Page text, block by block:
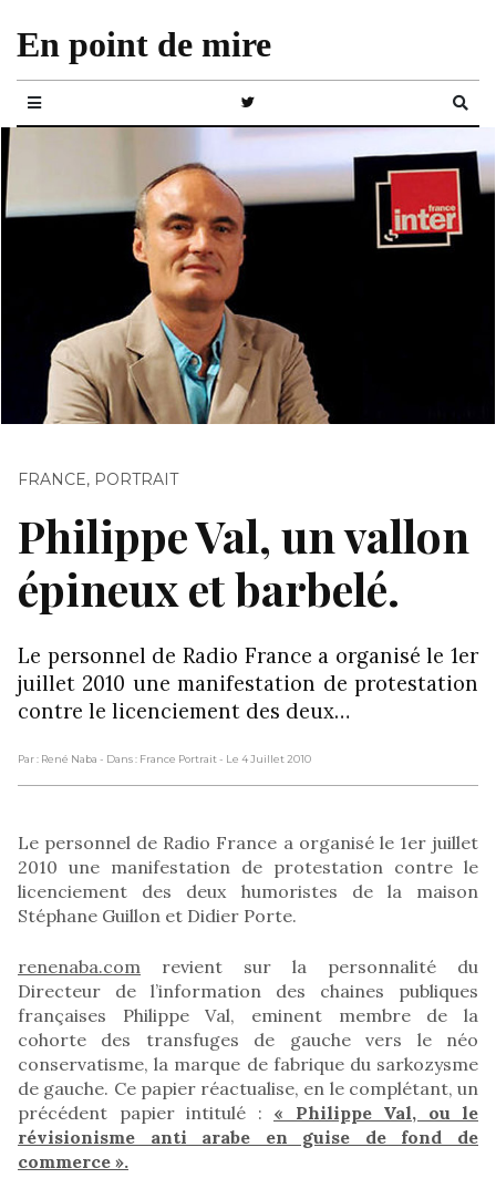
En point de mire
FRANCE, PORTRAIT
Philippe Val, un vallon
épineux et barbelé.
Le personnel de Radio France a organisé le 1er
juillet 2010 une manifestation de protestation
contre le licenciement des deux…
Par : René Naba - Dans : France Portrait- Le 4 Juillet 2010
Le personnel de Radio France a organisé le 1er juillet
2010 une manifestation de protestation contre le
licenciement des deux humoristes de la maison
Stéphane Guillon et Didier Porte.
renenaba.com revient sur la personnalité du
Directeur de l’information des chaines publiques
françaises Philippe Val, eminent membre de la
cohorte des transfuges de gauche vers le néo
conservatisme, la marque de fabrique du sarkozysme
de gauche. Ce papier réactualise, en le complétant, un
précédent papier intitulé : « Philippe Val, ou le
révisionisme anti arabe en guise de fond de
commerce ».